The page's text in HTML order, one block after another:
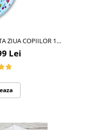
1
Lei